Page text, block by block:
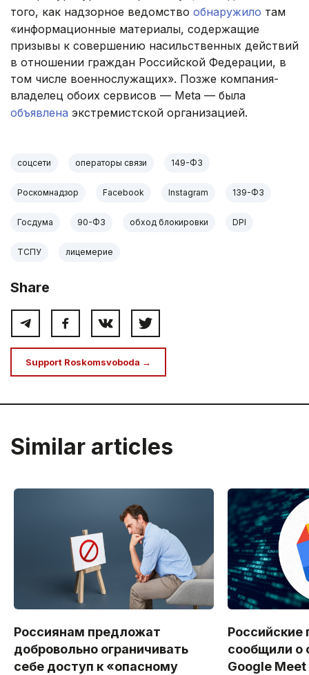
того, как надзорное ведомство обнаружило там
«информационные материалы, содержащие
призывы к совершению насильственных действий
в отношении граждан Российской Федерации, в
том числе военнослужащих». Позже компания-
владелец обоих сервисов — Meta — была
объявлена экстремистской организацией.
соцсети операторы связи 149-ФЗ
Роскомнадзор Facebook Instagram 139-ФЗ
Госдума 90-ФЗ обход блокировки DPI
ТСПУ лицемерие
Share
Support Roskomsvoboda →
Similar articles
Россиянам предложат
добровольно ограничивать
себе доступ к «опасному
Российские
сообщили о
Google Meet